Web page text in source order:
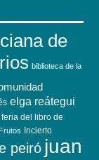
de
biblioteca de la
elga reátegui
feria del libro de
Incierto
peiró juan